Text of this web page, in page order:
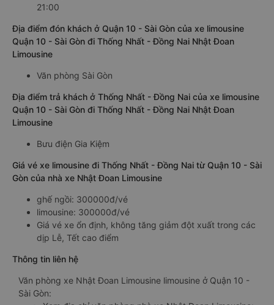
21:00
Địa điểm đón khách ở Quận 10 - Sài Gòn của xe limousine
Quận 10 - Sài Gòn đi Thống Nhất - Đồng Nai Nhật Đoan
Limousine
Văn phòng Sài Gòn
Địa điểm trả khách ở Thống Nhất - Đồng Nai của xe limousine
Quận 10 - Sài Gòn đi Thống Nhất - Đồng Nai Nhật Đoan
Limousine
Bưu điện Gia Kiệm
Giá vé xe limousine đi Thống Nhất - Đồng Nai từ Quận 10 - Sài
Gòn của nhà xe Nhật Đoan Limousine
ghế ngồi: 300000đ/vé
limousine: 300000đ/vé
Giá vé xe ổn định, không tăng giảm đột xuất trong các
dịp Lễ, Tết cao điểm
Thông tin liên hệ
Văn phòng xe Nhật Đoan Limousine limousine ở Quận 10 -
Sài Gòn: